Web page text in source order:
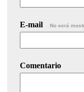
E-mail No será
Comentario